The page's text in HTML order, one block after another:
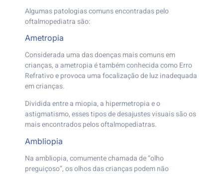
Algumas patologias comuns encontradas pelo
oftalmopediatra são:
Ametropia
Considerada uma das doenças mais comuns em
crianças, a ametropia é também conhecida como Erro
Refrativo e provoca uma focalização de luz inadequada
em crianças.
Dividida entre a miopia, a hipermetropia e o
astigmatismo, esses tipos de desajustes visuais são os
mais encontrados pelos oftalmopediatras.
Ambliopia
Na ambliopia, comumente chamada de “olho
preguiçoso”, os olhos das crianças podem não